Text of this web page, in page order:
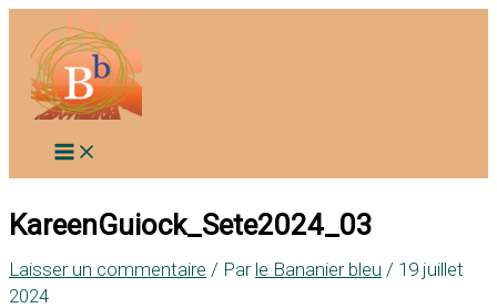
contenu
KareenGuiock_Sete2024_03
Laisser un commentaire / Par le Bananier bleu / 19 juillet
2024